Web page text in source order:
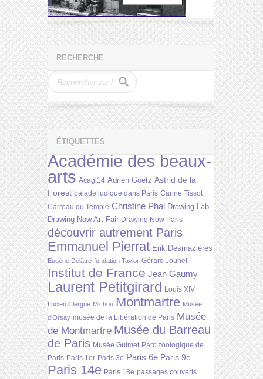
RECHERCHE
ÉTIQUETTES
Académie des beaux-
arts Acagl14 Adrien Goetz Astrid de la
Forest balade ludique dans Paris Carine Tissot
Carreau du Temple Christine Phal Drawing Lab
Drawing Now Art Fair Drawing Now Paris
découvrir autrement Paris
Emmanuel Pierrat Erik Desmazières
Eugène Delâtre fondation Taylor Gérard Jouhet
Institut de France Jean Gaumy
Laurent Petitgirard Louis XIV
Lucien Clergue Michou Montmartre Musée
d'Orsay musée de la Libération de Paris Musée
de Montmartre Musée du Barreau
de Paris Musée Guimet Parc zoologique de
Paris Paris 1er Paris 3e Paris 6e Paris 9e
Paris 14e Paris 18e passages couverts